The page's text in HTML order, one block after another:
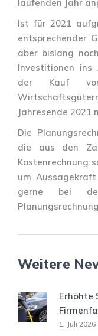
laufenden Jahr
Ist für 2021
entsprechender
aber bislang
Investitionen
der Kauf von
Jahresende 2021
Die
die aus den
Kostenrechnung
um
gerne bei
Weitere
Erhöhte
1. Juli 2026